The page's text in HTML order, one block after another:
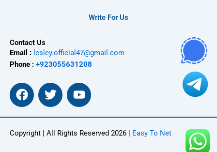
Write For Us
Contact Us
Email : lesley.official47@gmail.com
Phone : +923055631208
F
a
b
T
w
t
Y
o
u
Copyright | All Rights Reserved 2026 | Easy To Net